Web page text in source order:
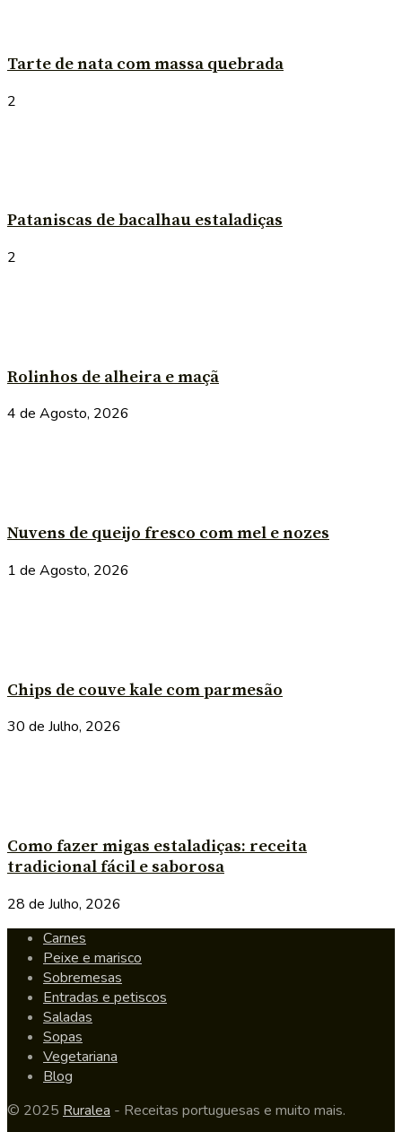
Tarte de nata com massa quebrada
2
Pataniscas de bacalhau estaladiças
2
Rolinhos de alheira e maçã
4 de Agosto, 2026
Nuvens de queijo fresco com mel e nozes
1 de Agosto, 2026
Chips de couve kale com parmesão
30 de Julho, 2026
Como fazer migas estaladiças: receita
tradicional fácil e saborosa
28 de Julho, 2026
Carnes
Peixe e marisco
Sobremesas
Entradas e petiscos
Saladas
Sopas
Vegetariana
Blog
© 2025 Ruralea - Receitas portuguesas e muito mais.